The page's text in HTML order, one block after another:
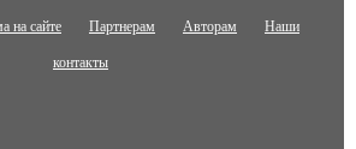
на сайте Партнерам Авторам Наши
контакты